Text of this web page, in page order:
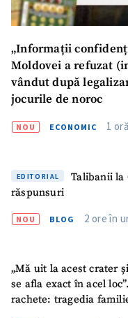
„Informații
Moldovei a refuzat
vândut după
jocurile de noroc
NOU ECONOMIC 1
EDITORIAL
Talibanii
răspunsuri
NOU BLOG 2 ore în
„Mă uit la acest crater
se afla exact în acel
rachete: tragedia